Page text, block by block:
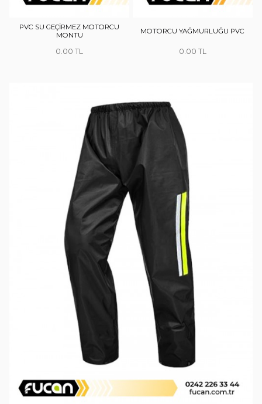
PVC SU GEÇİRMEZ MOTORCU
MONTU
0.00
MOTORCU YAĞMURLUĞU PVC
0.00